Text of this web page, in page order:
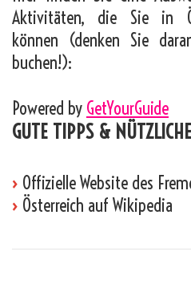
Aktivitäten, die Sie in
können (denken Sie
buchen!):
Powered by GetYourGuide
GUTE TIPPS &
› Offizielle Website des
› Österreich auf Wikipedia